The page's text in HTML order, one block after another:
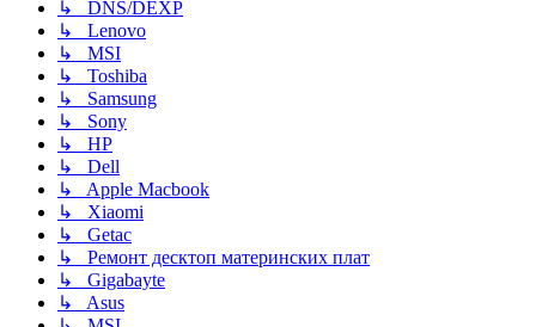
↳ DNS/DEXP
↳ Lenovo
↳ MSI
↳ Toshiba
↳ Samsung
↳ Sony
↳ HP
↳ Dell
↳ Apple Macbook
↳ Xiaomi
↳ Getac
↳ Ремонт десктоп материнских плат
↳ Gigabayte
↳ Asus